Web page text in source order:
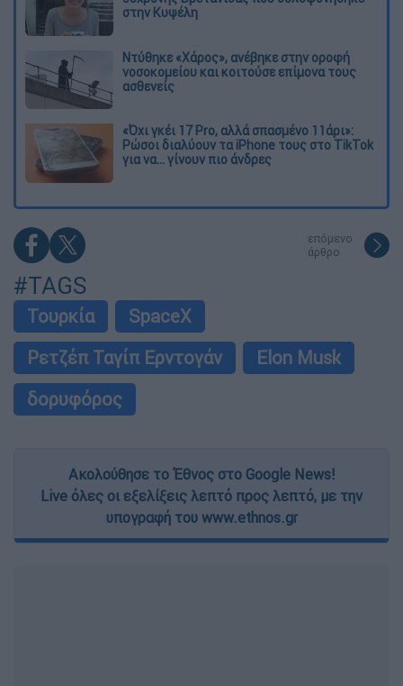
στην Κυψέλη
Ντύθηκε «Χάρος», ανέβηκε στην οροφή
νοσοκομείου και κοιτούσε επίμονα τους
ασθενείς
«Όχι γκέι 17 Pro, αλλά σπασμένο 11άρι»:
Ρώσοι διαλύουν τα iPhone τους στο TikTok
για να... γίνουν πιο άνδρες
επόμενο
άρθρο
#TAGS
Τουρκία
SpaceX
Ρετζέπ Ταγίπ Ερντογάν
Elon Musk
δορυφόρος
Ακολούθησε το Έθνος στο Google News!
Live όλες οι εξελίξεις λεπτό προς λεπτό, με την
υπογραφή του www.ethnos.gr